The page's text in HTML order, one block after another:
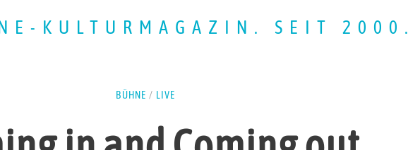
KULTURMAGAZIN. SEIT 2000.
BÜHNE / LIVE